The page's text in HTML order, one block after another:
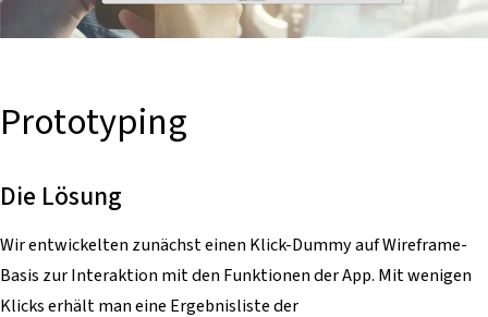
Prototyping
Die Lösung
Wir entwickelten zunächst einen Klick-Dummy auf Wireframe-
Basis zur Interaktion mit den Funktionen der App. Mit wenigen
Klicks erhält man eine Ergebnisliste der